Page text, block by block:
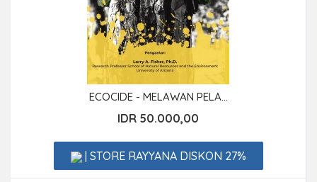
ECOCIDE - MELAWAN PELA...
IDR 50.000,00
| STORE RAYYANA DISKON 27%